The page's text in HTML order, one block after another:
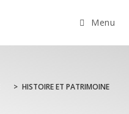
Menu
> HISTOIRE ET PATRIMOINE